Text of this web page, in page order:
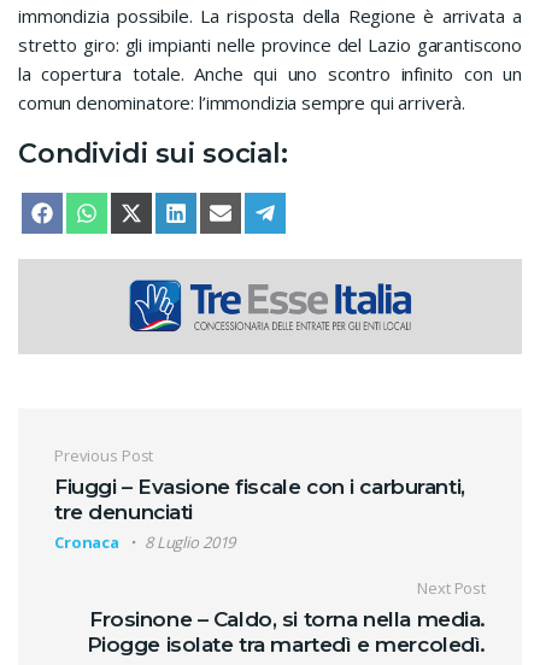
immondizia possibile. La risposta della Regione è arrivata a
stretto giro: gli impianti nelle province del Lazio garantiscono
la copertura totale. Anche qui uno scontro infinito con un
comun denominatore: l’immondizia sempre qui arriverà.
Condividi sui social:
SHARE ON
FACEBOOKSHARE ON
WHATSAPPSHARE ON
X (TWITTER)
SHARE ON
LINKEDINSHARE ON
EMAIL
Navigazione articoli
Previous Post
Fiuggi – Evasione fiscale con i carburanti,
tre denunciati
Cronaca 8 Luglio 2019
Next Post
Frosinone – Caldo, si torna nella media.
Piogge isolate tra martedì e mercoledì.